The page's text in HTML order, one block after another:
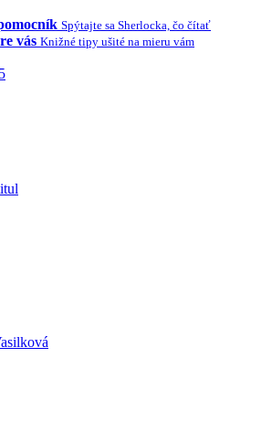
Spýtajte sa Sherlocka, čo čítať
vás Knižné tipy ušité na mieru vám